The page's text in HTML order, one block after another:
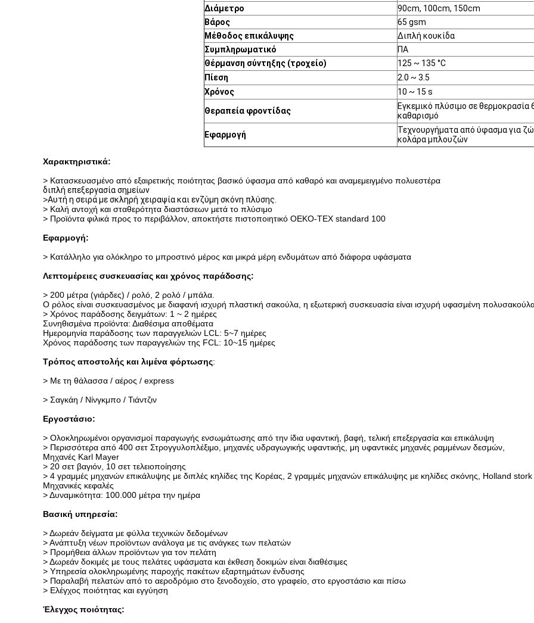
Διάμετρο
90cm, 100cm, 150cm
Βάρος
65 gsm
Μέθοδος επικάλυψης
Διπλή κουκίδα
Συμπληρωματικό
ΠΑ
Θέρμανση σύντηξης (τροχείο)
125 ~ 135 °C
Πίεση
2.0 ~ 3.5
Χρόνος
10 ~ 15 s
Θεραπεία φροντίδας
Εγκεμικό πλύσιμο σε θερμοκρασία
καθαρισμό
Εφαρμογή
Τεχνουργήματα από ύφασμα για
κολάρα μπλουζών
Χαρακτηριστικά:
> Κατασκευασμένο από εξαιρετικής ποιότητας βασικό ύφασμα από καθαρό και αναμεμειγμένο πολυεστέρα
διπλή επεξεργασία σημείων
>Αυτή η σειρά με σκληρή χειραψία και ενζύμη σκόνη πλύσης.
> Καλή αντοχή και σταθερότητα διαστάσεων μετά το πλύσιμο
> Προϊόντα φιλικά προς το περιβάλλον, αποκτήστε πιστοποιητικό OEKO-TEX standard 100
Εφαρμογή:
> Κατάλληλο για ολόκληρο το μπροστινό μέρος και μικρά μέρη ενδυμάτων από διάφορα υφάσματα
Λεπτομέρειες συσκευασίας και χρόνος παράδοσης:
> 200 μέτρα (γιάρδες) / ρολό, 2 ρολό / μπάλα.
Ο ρόλος είναι συσκευασμένος με διαφανή ισχυρή πλαστική σακούλα, η εξωτερική συσκευασία είναι ισχυρή υφασμένη
> Χρόνος παράδοσης δειγμάτων: 1 ~ 2 ημέρες
Συνηθισμένα προϊόντα: Διαθέσιμα αποθέματα
Ημερομηνία παράδοσης των παραγγελιών LCL: 5~7 ημέρες
Χρόνος παράδοσης των παραγγελιών της FCL: 10~15 ημέρες
Τρόπος αποστολής και λιμένα φόρτωσης:
> Με τη θάλασσα / αέρος / express
> Σαγκάη / Νίνγκμπο / Τιάντζιν
Εργοστάσιο:
> Ολοκληρωμένοι οργανισμοί παραγωγής ενσωμάτωσης από την ίδια υφαντική, βαφή, τελική επεξεργασία και επικάλυψη
> Περισσότερα από 400 σετ Στρογγυλοπλέξιμο, μηχανές υδραγωγικής υφαντικής, μη υφαντικές μηχανές ραμμένων δεσμών,
Μηχανές Karl Mayer
> 20 σετ βαγιόν, 10 σετ τελειοποίησης
> 4 γραμμές μηχανών επικάλυψης με διπλές κηλίδες της Κορέας, 2 γραμμές μηχανών επικάλυψης με κηλίδες σκόνης, Holland stork
Μηχανικές κεφαλές
> Δυναμικότητα: 100.000 μέτρα την ημέρα
Βασική υπηρεσία:
> Δωρεάν δείγματα με φύλλα τεχνικών δεδομένων
> Ανάπτυξη νέων προϊόντων ανάλογα με τις ανάγκες των πελατών
> Προμήθεια άλλων προϊόντων για τον πελάτη
> Δωρεάν δοκιμές με τους πελάτες υφάσματα και έκθεση δοκιμών είναι διαθέσιμες
> Υπηρεσία ολοκληρωμένης παροχής πακέτων εξαρτημάτων ένδυσης
> Παραλαβή πελατών από το αεροδρόμιο στο ξενοδοχείο, στο γραφείο, στο εργοστάσιο και πίσω
> Ελέγχος ποιότητας και εγγύηση
Έλεγχος ποιότητας: